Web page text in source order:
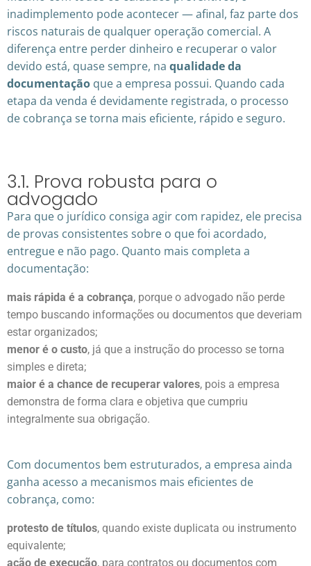
inadimplemento pode acontecer — afinal, faz parte dos
riscos naturais de qualquer operação comercial. A
diferença entre perder dinheiro e recuperar o valor
devido está, quase sempre, na qualidade da
documentação que a empresa possui. Quando cada
etapa da venda é devidamente registrada, o processo
de cobrança se torna mais eficiente, rápido e seguro.
3.1. Prova robusta para o
advogado
Para que o jurídico consiga agir com rapidez, ele precisa
de provas consistentes sobre o que foi acordado,
entregue e não pago. Quanto mais completa a
documentação:
mais rápida é a cobrança, porque o advogado não perde
tempo buscando informações ou documentos que deveriam
estar organizados;
menor é o custo, já que a instrução do processo se torna
simples e direta;
maior é a chance de recuperar valores, pois a empresa
demonstra de forma clara e objetiva que cumpriu
integralmente sua obrigação.
Com documentos bem estruturados, a empresa ainda
ganha acesso a mecanismos mais eficientes de
cobrança, como:
protesto de títulos, quando existe duplicata ou instrumento
equivalente;
ação de execução, para contratos ou documentos com